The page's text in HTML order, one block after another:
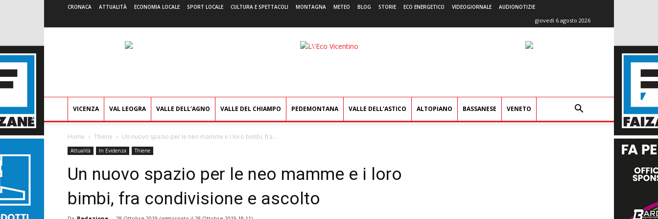
CRONACA ATTUALITÀ ECONOMIA LOCALE SPORT LOCALE CULTURA E SPETTACOLI MONTAGNA METEO BLOG STORIE ECO ENERGETICO VIDEOGIORNALE AUDIONOTIZIE
giovedì 6 agosto 2026
L'Eco
VICENZA VAL LEOGRA VALLE DELL’AGNO VALLE DEL CHIAMPO PEDEMONTANA VALLE DELL’ASTICO ALTOPIANO BASSANESE VENETO
Home Thiene Un nuovo spazio per le neo mamme e i loro bimbi, fra...
Attualità In Evidenza Thiene
Un nuovo spazio per le neo mamme e i loro
bimbi, fra condivisione e ascolto